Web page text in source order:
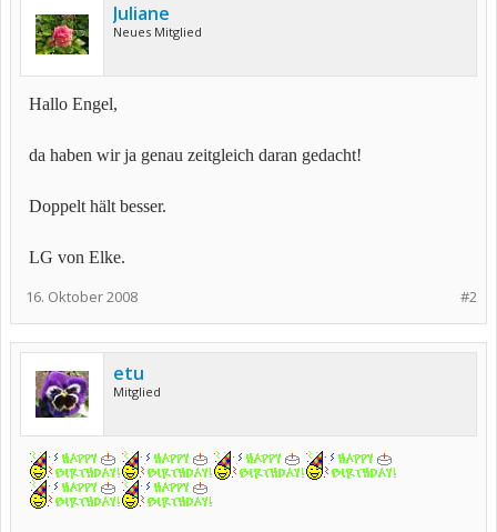
Juliane
Neues Mitglied
Hallo Engel,
da haben wir ja genau zeitgleich daran gedacht!
Doppelt hält besser.
LG von Elke.
#2
16. Oktober 2008
etu
Mitglied